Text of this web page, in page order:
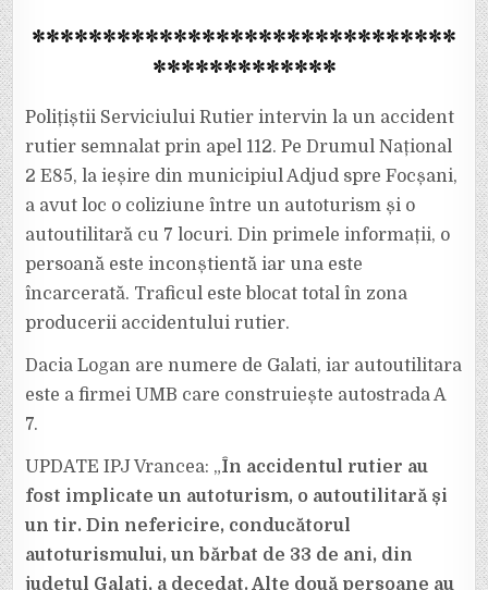
MORTAL
LA
FOCȘANI.
TRAFIC
TOTAL!
******************************
*************
Polițiștii Serviciului Rutier intervin la un accident
rutier semnalat prin apel 112. Pe Drumul Național
2 E85, la ieșire din municipiul Adjud spre Focșani,
a avut loc o coliziune între un autoturism și o
autoutilitară cu 7 locuri. Din primele informații, o
persoană este inconștientă iar una este
încarcerată. Traficul este blocat total în zona
producerii accidentului rutier.
Dacia Logan are numere de Galati, iar autoutilitara
este a firmei UMB care construiește autostrada A
7.
UPDATE IPJ Vrancea: „În accidentul rutier au
fost implicate un autoturism, o autoutilitară și
un tir. Din nefericire, conducătorul
autoturismului, un bărbat de 33 de ani, din
județul Galați, a decedat. Alte două persoane au